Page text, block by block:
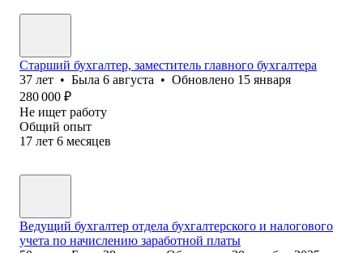
Старший бухгалтер, заместитель главного бухгалтера
37 лет • Была 6 августа • Обновлено 15 января
280 000 ₽
Не ищет работу
Общий опыт
17 лет 6 месяцев
Ведущий бухгалтер отдела бухгалтерского и налогового
учета по начислению заработной платы